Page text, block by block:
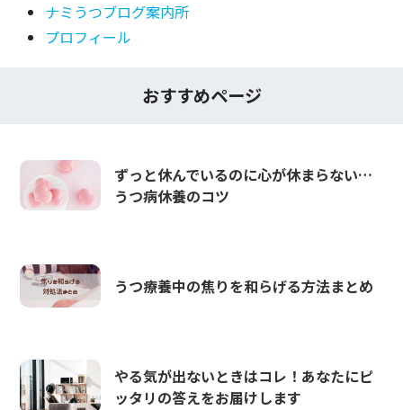
ナミうつブログ案内所
プロフィール
おすすめページ
ずっと休んでいるのに心が休まらない…
うつ病休養のコツ
うつ療養中の焦りを和らげる方法まとめ
やる気が出ないときはコレ！あなたにピ
ッタリの答えをお届けします